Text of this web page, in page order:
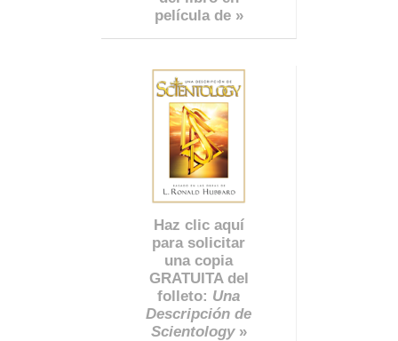
película de »
Haz clic aquí
para solicitar
una copia
GRATUITA del
folleto: Una
Descripción de
Scientology»